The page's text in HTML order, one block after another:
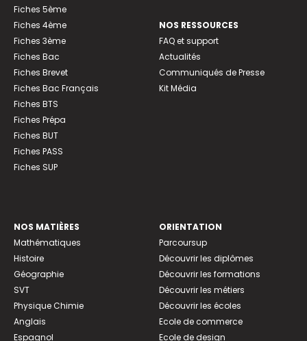
Fiches 5ème
Fiches 4ème
Fiches 3ème
Fiches Bac
Fiches Brevet
Fiches Bac Français
Fiches BTS
Fiches Prépa
Fiches BUT
Fiches PASS
Fiches SUP
NOS RESSOURCES
FAQ et support
Actualités
Communiqués de Presse
Kit Média
NOS MATIÈRES
Mathématiques
Histoire
Géographie
SVT
Physique Chimie
Anglais
Espagnol
ORIENTATION
Parcoursup
Découvrir les diplômes
Découvrir les formations
Découvrir les métiers
Découvrir les écoles
Ecole de commerce
Ecole de design